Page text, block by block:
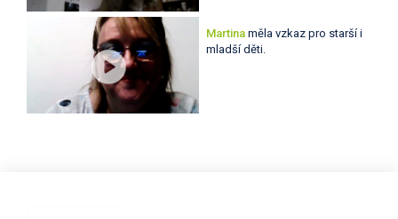
Martina měla vzkaz pro starší i
mladší děti.